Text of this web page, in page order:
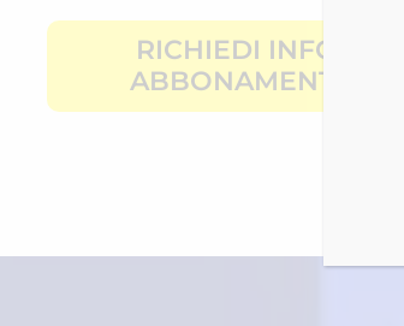
RICHIEDI INFO
ABBONAMENTI